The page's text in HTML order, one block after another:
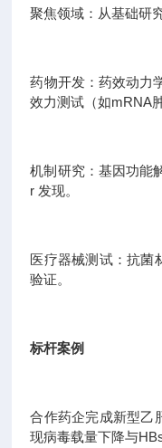
聚焦领域：从基础研
药物开发：药效动力
效力测试（如mRNA
机制研究：基因功能
r 发现。
医疗器械测试：抗菌
验证。
标杆案例
合作药企完成新型乙
现病毒载量下降与